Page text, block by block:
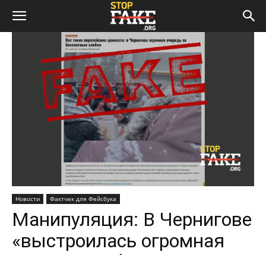
Новости Фактчек для Фейсбука
Манипуляция: В Чернигове
«выстроилась огромная